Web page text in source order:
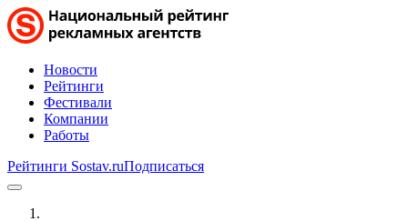
Новости
Рейтинги
Фестивали
Компании
Работы
Рейтинги Sostav.ruПодписаться